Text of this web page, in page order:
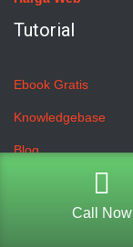
Tutorial
Ebook Gratis
Knowledgebase
Blog
CustomerCall Now